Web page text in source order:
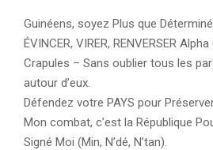
Guinéens, soyez Plus que
ÉVINCER, VIRER, RENVERSER
Crapules – Sans oublier tous les
autour d’eux.
Défendez votre PAYS pour
Mon combat, c’est la République
Signé Moi (Min, N’dé, N’tan).